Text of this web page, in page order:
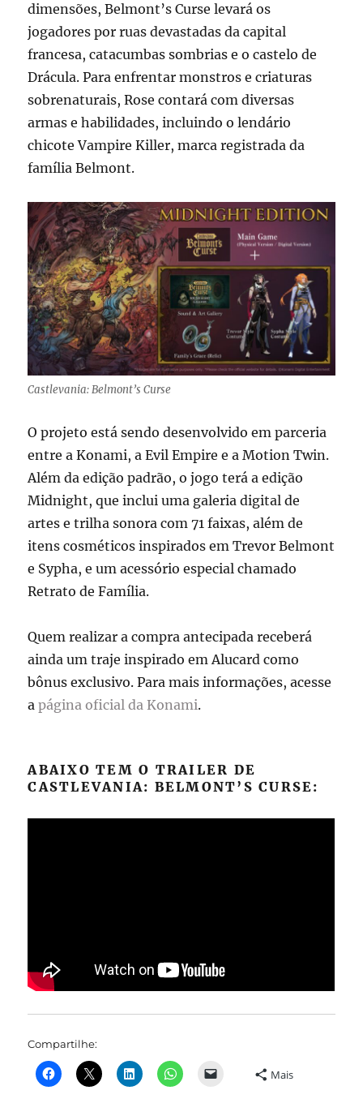
dimensões, Belmont’s Curse levará os
jogadores por ruas devastadas da capital
francesa, catacumbas sombrias e o castelo de
Drácula. Para enfrentar monstros e criaturas
sobrenaturais, Rose contará com diversas
armas e habilidades, incluindo o lendário
chicote Vampire Killer, marca registrada da
família Belmont.
Castlevania: Belmont’s Curse
O projeto está sendo desenvolvido em parceria
entre a Konami, a Evil Empire e a Motion Twin.
Além da edição padrão, o jogo terá a edição
Midnight, que inclui uma galeria digital de
artes e trilha sonora com 71 faixas, além de
itens cosméticos inspirados em Trevor Belmont
e Sypha, e um acessório especial chamado
Retrato de Família.
Quem realizar a compra antecipada receberá
ainda um traje inspirado em Alucard como
bônus exclusivo. Para mais informações, acesse
apágina oficial da Konami.
ABAIXO TEM O TRAILER DE
CASTLEVANIA: BELMONT’S CURSE:
Compartilhe:
Mais